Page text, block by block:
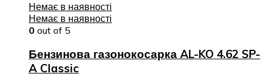
Немає в наявності
Немає в наявності
0 out of 5
Бензинова газонокосарка AL-KO 4.62 SP-
A Classic